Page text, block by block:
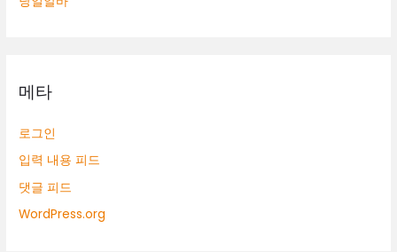
메타
로그인
입력 내용 피드
댓글 피드
WordPress.org